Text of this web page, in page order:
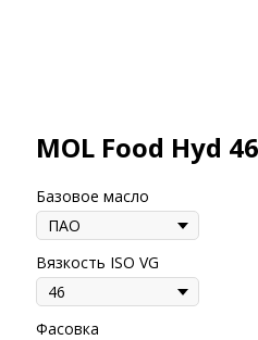
MOL Food Hyd 46
Базовое масло
Вязкость ISO VG
Фасовка